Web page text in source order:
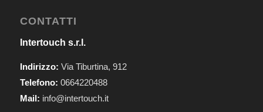
CONTATTI
Intertouch s.r.l.
Indirizzo: Via Tiburtina, 912
Telefono: 0664220488
Mail: info@intertouch.it